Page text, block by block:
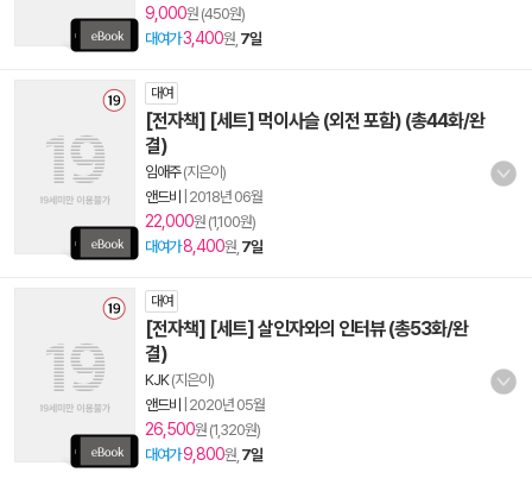
9,000원 (450원)
대여가3,400원, 7일
대여
[전자책] [세트] 먹이사슬 (외전 포함) (총44화/완
결)
임애주(지은이)
앤드비
2018년 06월
22,000원 (1,100원)
대여가8,400원, 7일
대여
[전자책] [세트] 살인자와의 인터뷰 (총53화/완
결)
KJK(지은이)
앤드비
2020년 05월
26,500원 (1,320원)
대여가9,800원, 7일